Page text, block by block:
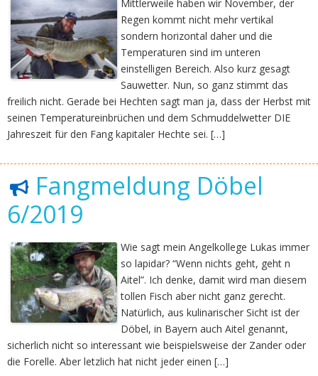
Mittlerweile haben wir November, der
Regen kommt nicht mehr vertikal
sondern horizontal daher und die
Temperaturen sind im unteren
einstelligen Bereich. Also kurz gesagt
Sauwetter. Nun, so ganz stimmt das
freilich nicht. Gerade bei Hechten sagt man ja, dass der Herbst mit
seinen Temperatureinbrüchen und dem Schmuddelwetter DIE
Jahreszeit für den Fang kapitaler Hechte sei. […]
Fangmeldung Döbel
6/2019
Wie sagt mein Angelkollege Lukas immer
so lapidar? “Wenn nichts geht, geht n
Aitel”. Ich denke, damit wird man diesem
tollen Fisch aber nicht ganz gerecht.
Natürlich, aus kulinarischer Sicht ist der
Döbel, in Bayern auch Aitel genannt,
sicherlich nicht so interessant wie beispielsweise der Zander oder
die Forelle. Aber letzlich hat nicht jeder einen […]